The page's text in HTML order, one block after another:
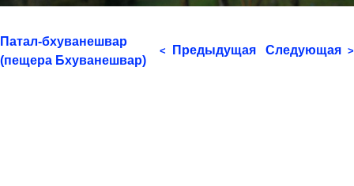
Патал-бхуванешвар
(пещера Бхуванешвар)
< Предыдущая Следующая >